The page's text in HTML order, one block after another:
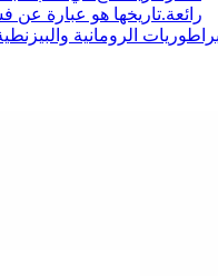
رائعة.تاريخها هو عبارة
الرومانية